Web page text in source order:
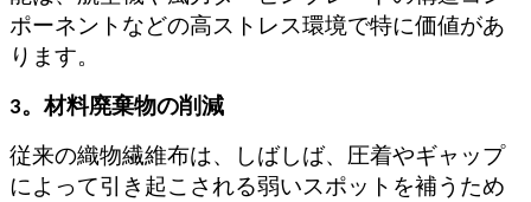
ポーネントなどの高ストレス環境で特に価値があ
ります。
3。材料廃棄物の削減
従来の織物繊維布は、しばしば、圧着やギャップ
によって引き起こされる弱いスポットを補うため